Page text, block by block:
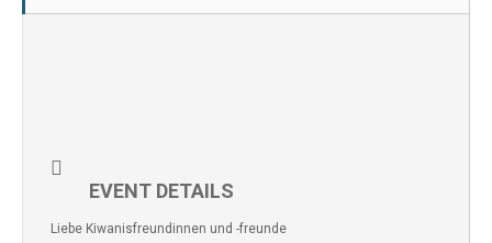
EVENT DETAILS
Liebe Kiwanisfreundinnen und -freunde